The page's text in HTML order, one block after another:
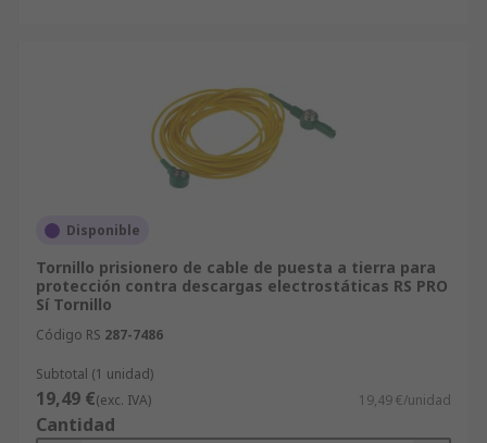
Disponible
Tornillo prisionero de cable de puesta a tierra para
protección contra descargas electrostáticas RS PRO
Sí Tornillo
Código RS 287-7486
Subtotal (1 unidad)
19,49 €(exc. IVA) 19,49 €/unidad
Cantidad